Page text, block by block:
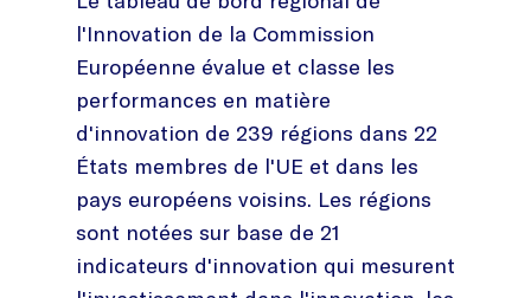
l'Innovation de la Commission
Européenne évalue et classe les
performances en matière
d'innovation de 239 régions dans 22
États membres de l'UE et dans les
pays européens voisins. Les régions
sont notées sur base de 21
indicateurs d'innovation qui mesurent